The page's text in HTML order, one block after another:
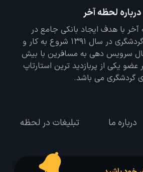
درباره لحظه آخر
با هدف ایجاد بانکی جامع در
تمامی زمینه های گردشگری در سال 1391 شروع به کار و
حدود 12 سال سرویس دهی به مسافرین با بیش
عضو یکی از پربازدید ترین استارتاپ
گردشگری می باشد.
درباره ما تبلیغات در لحظه